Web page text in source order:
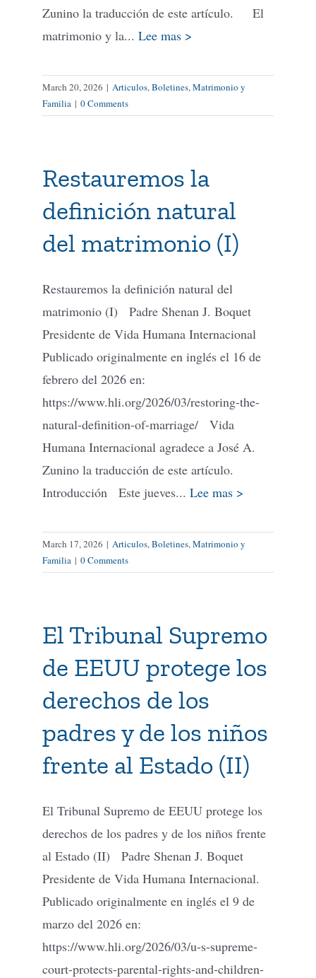
Zunino la traducción de este artículo. El
matrimonio y la... Lee mas >
March 20, 2026 | Articulos, Boletines, Matrimonio y
Familia | 0 Comments
Restauremos la
definición natural
del matrimonio (I)
Restauremos la definición natural del
matrimonio (I) Padre Shenan J. Boquet
Presidente de Vida Humana Internacional
Publicado originalmente en inglés el 16 de
febrero del 2026 en:
https://www.hli.org/2026/03/restoring-the-
natural-definition-of-marriage/ Vida
Humana Internacional agradece a José A.
Zunino la traducción de este artículo.
Introducción Este jueves... Lee mas >
March 17, 2026 | Articulos, Boletines, Matrimonio y
Familia | 0 Comments
El Tribunal Supremo
de EEUU protege los
derechos de los
padres y de los niños
frente al Estado (II)
El Tribunal Supremo de EEUU protege los
derechos de los padres y de los niños frente
al Estado (II) Padre Shenan J. Boquet
Presidente de Vida Humana Internacional.
Publicado originalmente en inglés el 9 de
marzo del 2026 en:
https://www.hli.org/2026/03/u-s-supreme-
court-protects-parental-rights-and-children-